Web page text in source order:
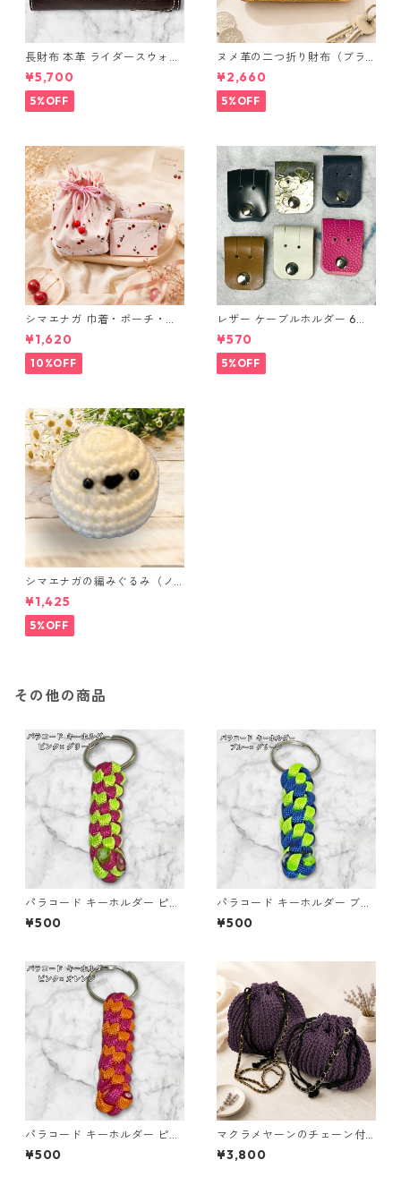
長財布 本革 ライダースウォレ
ット 国産 ヌメ革 ブラウン バ
ングラデシュ l175 レザー 革財
布 ハンドメイド 経年変化
¥5,700
5%OFF
ヌメ革の二つ折り財布（ブラ
ウン系）
¥2,660
5%OFF
シマエナガ 巾着・ポーチ・ミ
ニポーチ(カード収納にも) ３
点セット さくらんぼ柄×淡いピ
ンク
¥1,620
10%OFF
レザー ケーブルホルダー 6個
セット
¥570
5%OFF
シマエナガの編みぐるみ（ノ
ーマル）
¥1,425
5%OFF
その他の商品
パラコード キーホルダー ピン
ク グリーン 編み込み s18
¥500
パラコード キーホルダー ブル
ー グリーン 編み込み s33
¥500
パラコード キーホルダー ピン
ク オレンジ 編み込み s17
¥500
マクラメヤーンのチェーン付
ポーチ大小セット(紫) 巾着 布
小物 ハンドメイド 国産 本革
¥3,800